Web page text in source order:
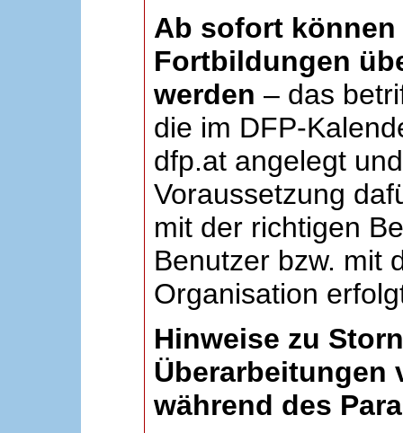
Ab sofort können
Fortbildungen
werden – das
die im DFP-
dfp.at angelegt
Voraussetzung
mit der richtigen
Benutzer bzw. mit
Organisation
Hinweise zu
Überarbeitungen
während des